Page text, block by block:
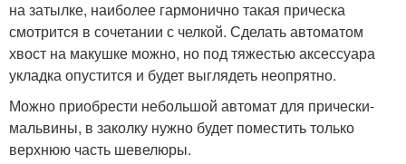
на затылке, наиболее гармонично такая прическа
смотрится в сочетании с челкой. Сделать автоматом
хвост на макушке можно, но под тяжестью аксессуара
укладка опустится и будет выглядеть неопрятно.
Можно приобрести небольшой автомат для прически-
мальвины, в заколку нужно будет поместить только
верхнюю часть шевелюры.